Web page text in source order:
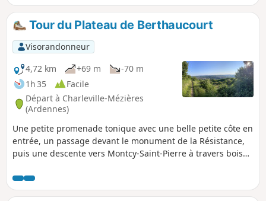
Tour du Plateau de Berthaucourt
Visorandonneur
4,72 km
+69 m
-70 m
1h 35
Facile
Départ à Charleville-Mézières
(Ardennes)
Une petite promenade tonique avec une belle petite côte en
entrée, un passage devant le monument de la Résistance,
puis une descente vers Montcy-Saint-Pierre à travers bois
l'arrivée par la Voie Verte.